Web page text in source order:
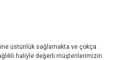
üstünlük sağlamakta ve çokça
haliyle değerli müşterilerimizin